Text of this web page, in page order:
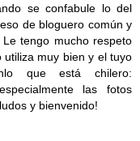
se confabule lo del
de bloguero común y
tengo mucho respeto
muy bien y el tuyo
que está chilero:
las fotos
y bienvenido!